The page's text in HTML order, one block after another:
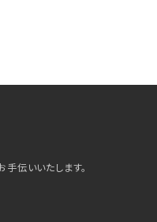
伝いいたします。